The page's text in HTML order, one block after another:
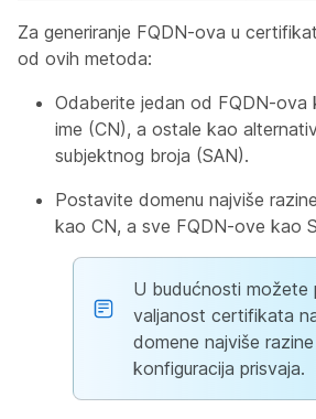
Za generiranje FQDN-ova u
od ovih metoda:
Odaberite jedan od FQDN-ova
ime (CN), a ostale kao
subjektnog broja (SAN).
Postavite domenu najviše
kao CN, a sve FQDN-ove kao
U budućnosti možete
valjanost certifikata
domene najviše
konfiguracija prisvaja.